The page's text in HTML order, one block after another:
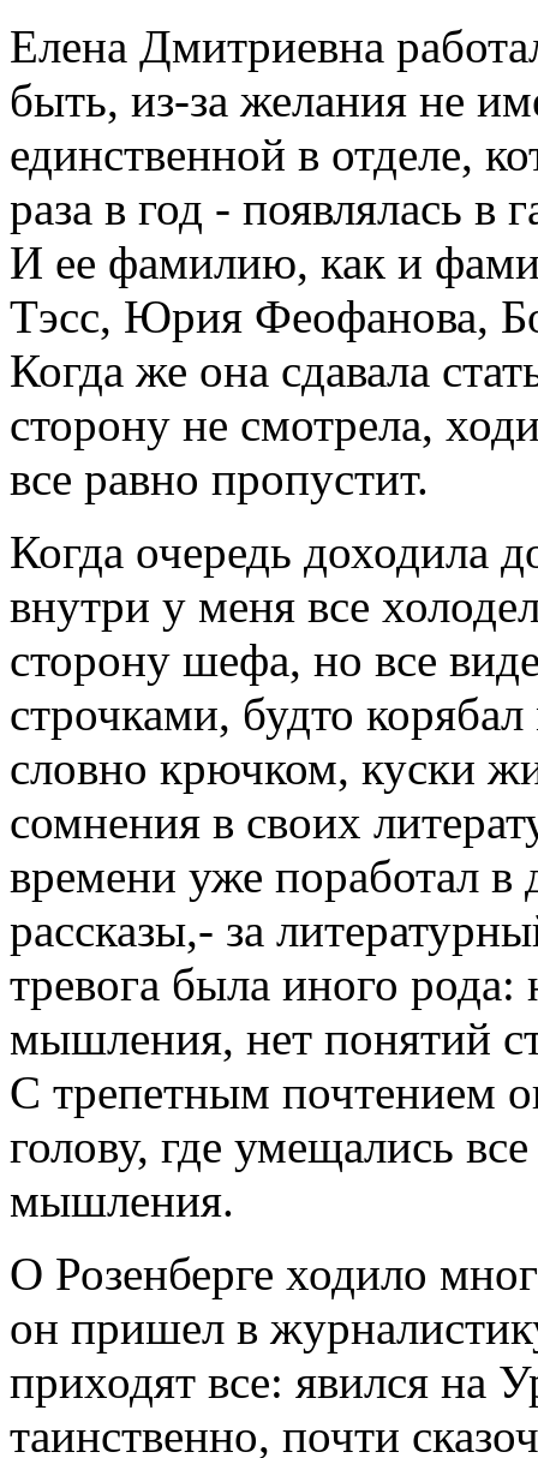
Елена Дмитриевна
быть, из-за желания не
единственной в отделе,
раза в год - появлялась в
И ее фамилию, как и
Тэсс, Юрия Феофанова,
Когда же она сдавала
сторону не смотрела,
все равно пропустит.
Когда очередь доходила
внутри у меня все
сторону шефа, но все
строчками, будто
словно крючком, куски
сомнения в своих
времени уже поработал в
рассказы,- за
тревога была иного рода:
мышления, нет понятий
С трепетным почтением
голову, где умещались
мышления.
О Розенберге ходило
он пришел в
приходят все: явился на
таинственно, почти